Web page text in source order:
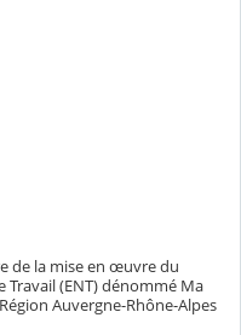
de la mise en œuvre du
(ENT) dénommé Ma
Auvergne-Rhône-Alpes